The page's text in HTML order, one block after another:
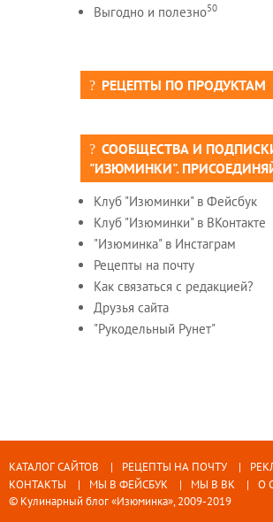
Выгодно и полезно50
РЕЦЕПТЫ ПО ПРОДУКТАМ
СООБЩЕСТВА И
"ИЗЮМИНКИ".
Клуб "Изюминки" в Фейсбук
Клуб "Изюминки" в ВКонтакте
"Изюминка" в Инстаграм
Рецепты на почту
Как связаться с редакцией?
Друзья сайта
"Рукодельный Рунет"
КАТАЛОГ САЙТОВ РЕЦЕПТЫ НА ПОЧТУ
КОНТАКТЫ
МЫ В ФЕЙСБУК МЫ В ВК
О
© Кулинарный блог «Изюминка», 2009-2019